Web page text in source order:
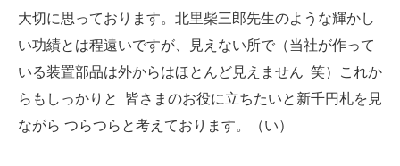
大切に思っております。北里柴三郎先生のような輝かし
い功績とは程遠いですが、見えない所で（当社が作って
いる装置部品は外からはほとんど見えません 笑）これか
らもしっかりと 皆さまのお役に立ちたいと新千円札を見
ながら つらつらと考えております。（い）